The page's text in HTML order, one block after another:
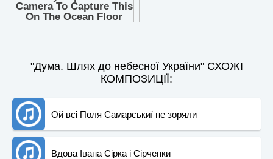
"Дума. Шлях до небесної України" СХОЖІ
КОМПОЗИЦІЇ:
Ой всі Поля Самарськиї не зоряли
Вдова Івана Сірка і Сірченки